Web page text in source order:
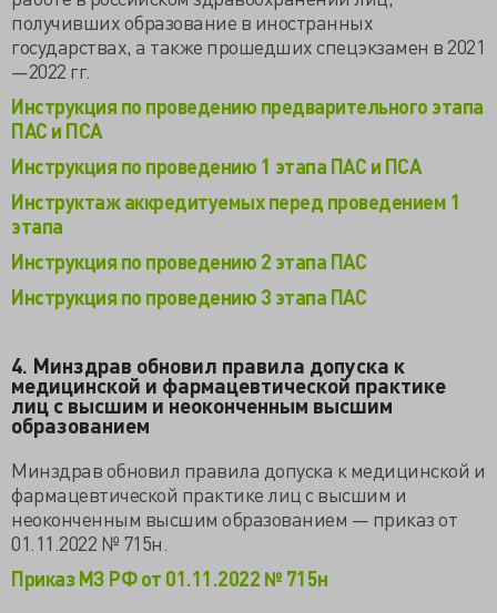
получивших образование в иностранных
государствах, а также прошедших спецэкзамен в 2021
—2022 гг.
Инструкция по проведению предварительного этапа
ПАС и ПСА
Инструкция по проведению 1 этапа ПАС и ПСА
Инструктаж аккредитуемых перед проведением 1
этапа
Инструкция по проведению 2 этапа ПАС
Инструкция по проведению 3 этапа ПАС
4. Минздрав обновил правила допуска к
медицинской и фармацевтической практике
лиц с высшим и неоконченным высшим
образованием
Минздрав обновил правила допуска к медицинской и
фармацевтической практике лиц с высшим и
неоконченным высшим образованием — приказ от
01.11.2022 № 715н.
Приказ МЗ РФ от 01.11.2022 № 715н